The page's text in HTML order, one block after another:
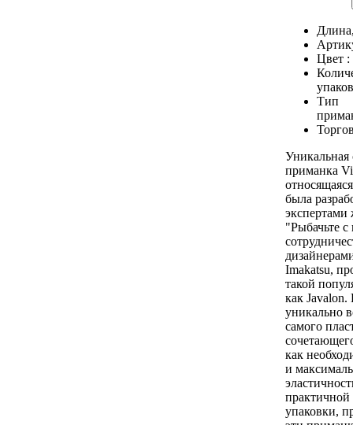
Цвет :
Тип
Уникальная
приманка
была
экспертами
"Рыбачьте
Imakatsu,
такой
как
уникально
самого
как
и
практичной
упаковки,